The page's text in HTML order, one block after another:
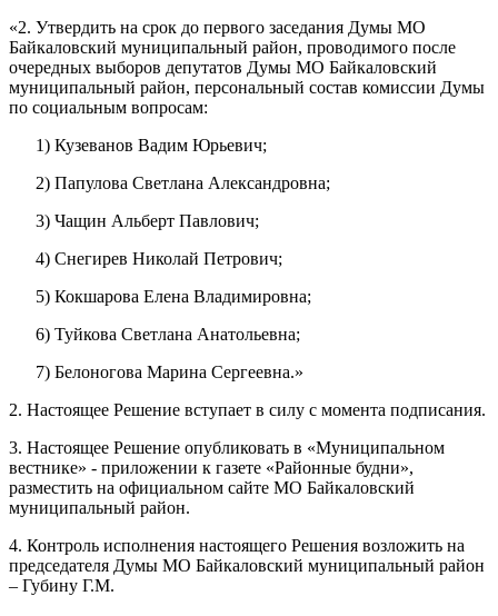
«2. Утвердить на срок до первого заседания Думы МО
Байкаловский муниципальный район, проводимого после
очередных выборов депутатов Думы МО Байкаловский
муниципальный район, персональный состав комиссии Думы
по социальным вопросам:
1) Кузеванов Вадим Юрьевич;
2) Папулова Светлана Александровна;
3) Чащин Альберт Павлович;
4) Снегирев Николай Петрович;
5) Кокшарова Елена Владимировна;
6) Туйкова Светлана Анатольевна;
7) Белоногова Марина Сергеевна.»
2. Настоящее Решение вступает в силу с момента подписания.
3. Настоящее Решение опубликовать в «Муниципальном
вестнике» - приложении к газете «Районные будни»,
разместить на официальном сайте МО Байкаловский
муниципальный район.
4. Контроль исполнения настоящего Решения возложить на
председателя Думы МО Байкаловский муниципальный район
– Губину Г.М.